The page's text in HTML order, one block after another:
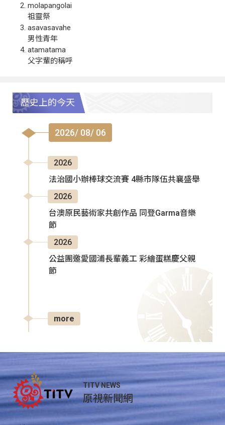
molapangolai
祖靈祭
asavasavahe
男性青年
atamatama
父字輩的稱呼
歷史上的今天
2026/ 08/ 06
2026
法治國小辦棒球交流賽 4縣市隊伍共襄盛舉
2026
台澳原民藝術家共創作品 同登Garma音樂
節
2026
公益團邀愛國浦長輩義工 彩繪蛋糕慶父親
節
more
TITV NEWS
原視新聞網